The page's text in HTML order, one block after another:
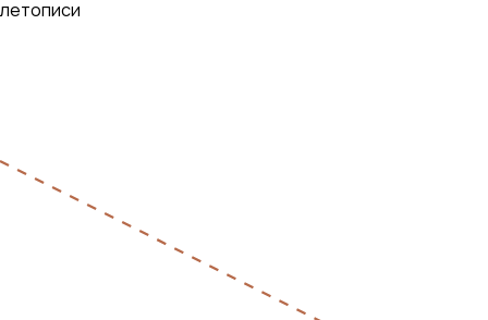
летописи